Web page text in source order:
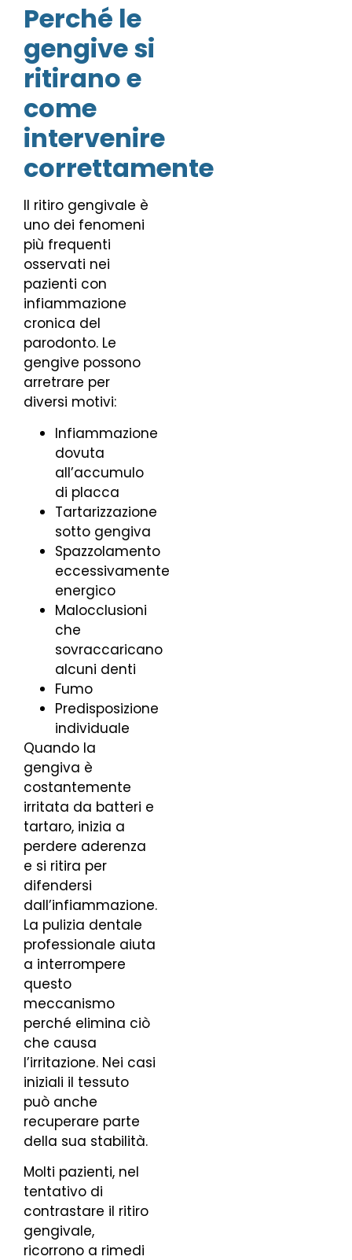
Perché le
gengive si
ritirano e
come
intervenire
correttamente
Il ritiro gengivale è
uno dei fenomeni
più frequenti
osservati nei
pazienti con
infiammazione
cronica del
parodonto. Le
gengive possono
arretrare per
diversi motivi:
Infiammazione
dovuta
all’accumulo
di placca
Tartarizzazione
sotto gengiva
Spazzolamento
eccessivamente
energico
Malocclusioni
che
sovraccaricano
alcuni denti
Fumo
Predisposizione
individuale
Quando la
gengiva è
costantemente
irritata da batteri e
tartaro, inizia a
perdere aderenza
e si ritira per
difendersi
dall’infiammazione.
La pulizia dentale
professionale aiuta
a interrompere
questo
meccanismo
perché elimina ciò
che causa
l’irritazione. Nei casi
iniziali il tessuto
può anche
recuperare parte
della sua stabilità.
Molti pazienti, nel
tentativo di
contrastare il ritiro
gengivale,
ricorrono a rimedi